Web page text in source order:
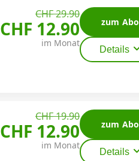
CHF 29.90
CHF 12.90
im Monat
zum Abo
Details
CHF 19.90
CHF 12.90
im Monat
zum Abo
Details